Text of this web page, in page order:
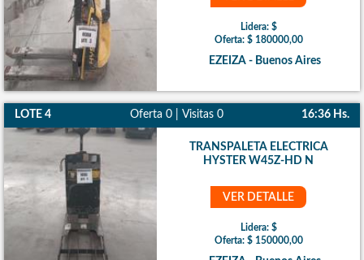
Lidera: $
Oferta: $ 180000,00
EZEIZA - Buenos Aires
LOTE 4 Oferta 0 | Visitas 0 16:36 Hs.
TRANSPALETA ELECTRICA
HYSTER W45Z-HD N
VER DETALLE
Lidera: $
Oferta: $ 150000,00